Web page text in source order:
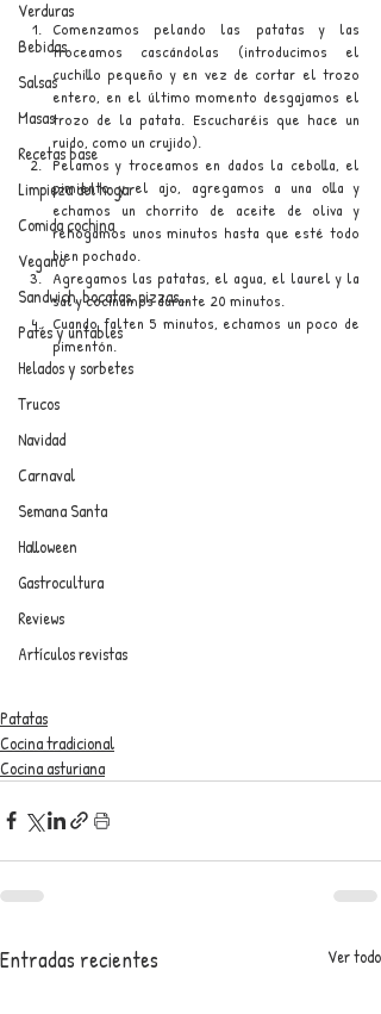
Verduras
Bebidas
Salsas
Masas
Recetas base
Limpieza del hogar
Comida cochina
Vegano
Sandwich, bocatas, pizzas...
Patés y untables
Helados y sorbetes
Trucos
Navidad
Carnaval
Semana Santa
Halloween
Gastrocultura
Reviews
Artículos revistas
Comenzamos pelando las patatas y las
troceamos cascándolas (introducimos el
cuchillo pequeño y en vez de cortar el trozo
entero, en el último momento desgajamos el
trozo de la patata. Escucharéis que hace un
ruido, como un crujido).
Pelamos y troceamos en dados la cebolla, el
pimiento y el ajo, agregamos a una olla y
echamos un chorrito de aceite de oliva y
rehogamos unos minutos hasta que esté todo
bien pochado.
Agregamos las patatas, el agua, el laurel y la
sal y cocinamos durante 20 minutos.
Cuando falten 5 minutos, echamos un poco de
pimentón.
Patatas
Cocina tradicional
Cocina asturiana
Entradas recientes Ver todo